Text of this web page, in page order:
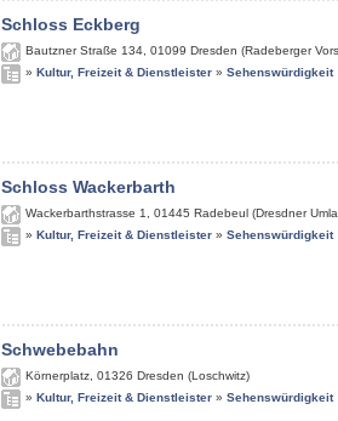
Schloss Eckberg
Bautzner Straße 134 01099 Dresden (Radeberger
» Kultur, Freizeit & Dienstleister » Sehenswürdigkeit
Schloss Wackerbarth
Wackerbarthstrasse 1 01445 Radebeul (Dresdner
» Kultur, Freizeit & Dienstleister » Sehenswürdigkeit
Schwebebahn
Körnerplatz 01326 Dresden (Loschwitz)
» Kultur, Freizeit & Dienstleister » Sehenswürdigkeit